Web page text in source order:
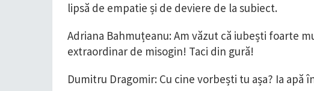
lipsă de empatie și de deviere de la subiect.
Adriana Bahmuțeanu: Am văzut că iubești foarte
extraordinar de misogin! Taci din gură!
Dumitru Dragomir: Cu cine vorbești tu așa? Ia apă